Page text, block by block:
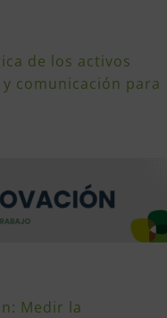
de los activos
comunicación para
Medir la